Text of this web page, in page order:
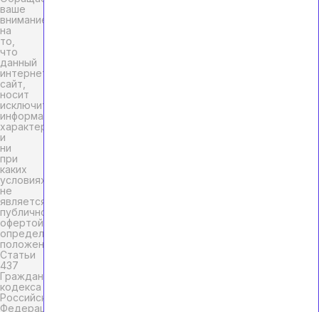
ваше
внимание
на
то,
что
данный
интернет-
сайт,
носит
исключительно
информационный
характер
и
ни
при
каких
условиях
не
является
публичной
офертой,
определяемой
положениями
Статьи
437
Гражданского
кодекса
Российской
Федерации.